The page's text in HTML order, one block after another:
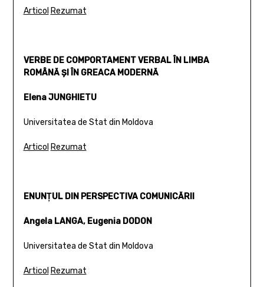
Articol Rezumat
VERBE DE COMPORTAMENT VERBAL ÎN LIMBA
ROMÂNĂ ŞI ÎN GREACA MODERNĂ
Elena JUNGHIETU
Universitatea de Stat din Moldova
Articol Rezumat
ENUNŢUL DIN PERSPECTIVA COMUNICĂRII
Angela LANGA, Eugenia DODON
Universitatea de Stat din Moldova
Articol Rezumat